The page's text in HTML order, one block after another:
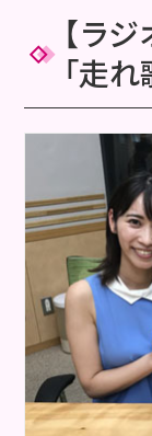
デ
【ラ
「走